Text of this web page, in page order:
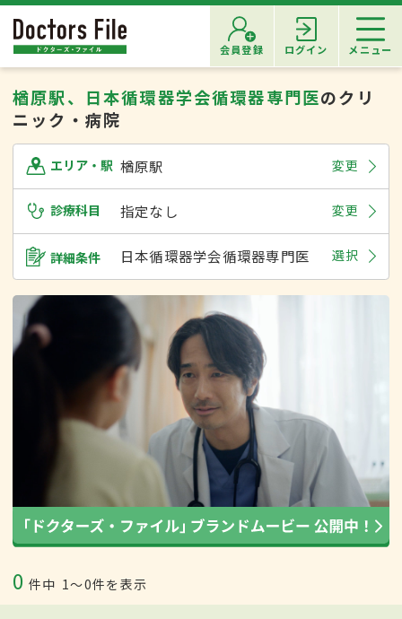
会員登録 ログイン メニュー
楢原駅、日本循環器学会循環器専門医のクリ
ニック・病院
エリア・駅 楢原駅 変更
診療科目 指定なし 変更
詳細条件 日本循環器学会循環器専門医 選択
0 件中 1〜0件を表示